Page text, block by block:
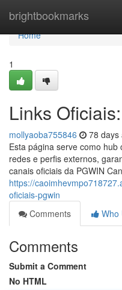
brightbookmarks
Home
Home
1
Links
mollyaoba755846 78 days
Esta página serve como
redes e perfis externos,
canais oficiais da PGWIN
https://
oficiais-pgwin
Comments
Who
Comments
Submit a Comment
No HTML